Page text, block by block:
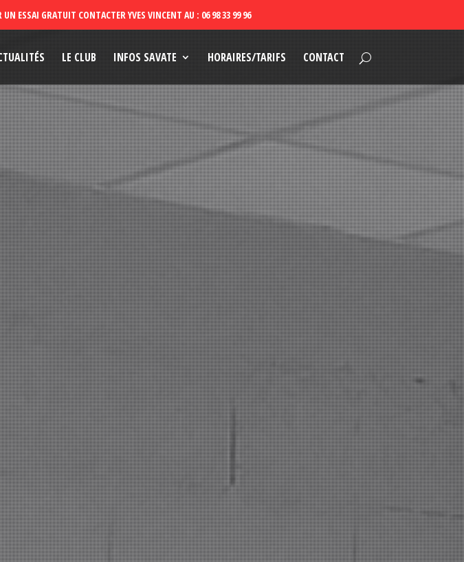
LE CLUB INFOS SAVATE HORAIRES/TARIFS CONTACT